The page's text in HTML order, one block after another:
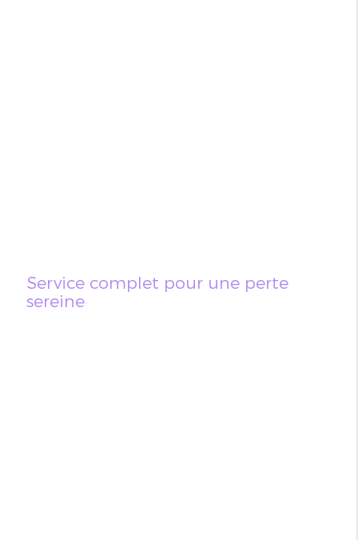
Service complet pour une perte
sereine